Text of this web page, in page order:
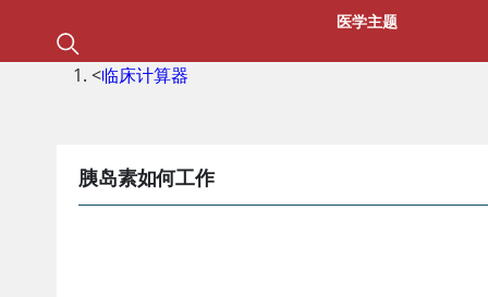
医学主题
<临床计算器
胰岛素如何工作